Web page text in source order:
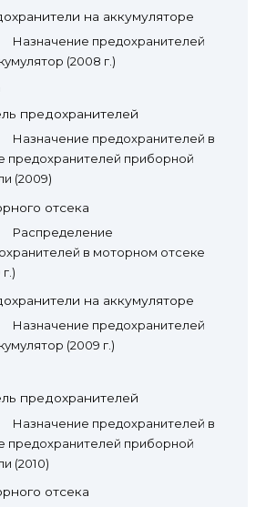
на аккумуляторе
Назначение предохранителей
(2008 г.)
предохранителей
Назначение предохранителей в
предохранителей приборной
(2009)
отсека
Распределение
в моторном отсеке
на аккумуляторе
Назначение предохранителей
(2009 г.)
предохранителей
Назначение предохранителей в
предохранителей приборной
(2010)
отсека